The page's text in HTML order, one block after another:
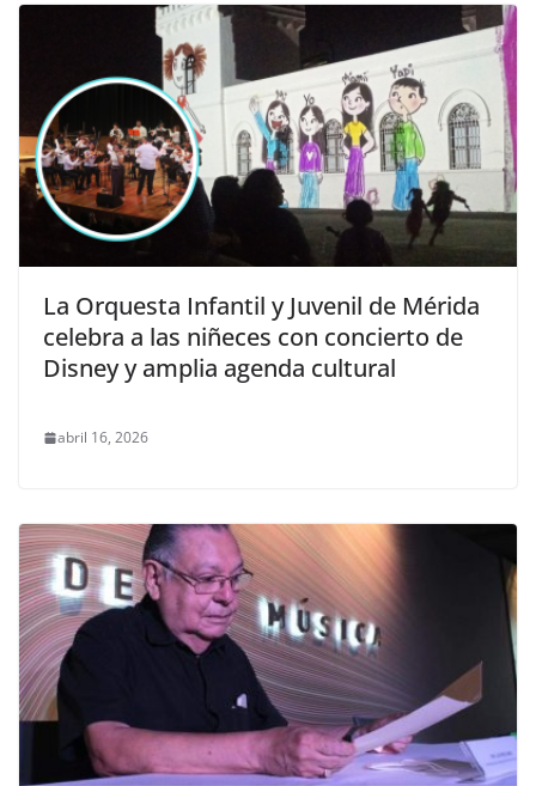
La Orquesta Infantil y Juvenil de Mérida
celebra a las niñeces con concierto de
Disney y amplia agenda cultural
abril 16, 2026